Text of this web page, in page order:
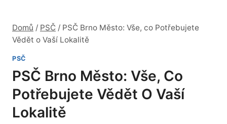
Domů / PSČ / PSČ Brno Město: Vše, co Potřebujete
Vědět o Vaší Lokalitě
PSČ
PSČ Brno Město: Vše, Co
Potřebujete Vědět O Vaší
Lokalitě